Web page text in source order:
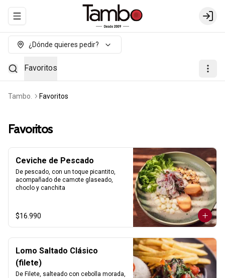
Abrir menu de navegación Login
¿Dónde quieres pedir?
Favoritos
Tambo. Favoritos
Favoritos
Ceviche de Pescado
De pescado, con un toque picantito,
acompañado de camote glaseado,
choclo y canchita
$16.990
Lomo Saltado Clásico
(filete)
De Filete, salteado con cebolla morada,